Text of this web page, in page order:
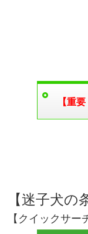
【重
【迷子犬の
【クイックサー